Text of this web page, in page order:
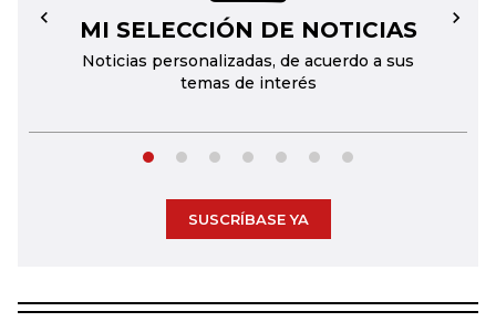
MI SELECCIÓN DE NOTICIAS
Noticias personalizadas, de acuerdo a sus
temas de interés
← →
SUSCRÍBASE YA